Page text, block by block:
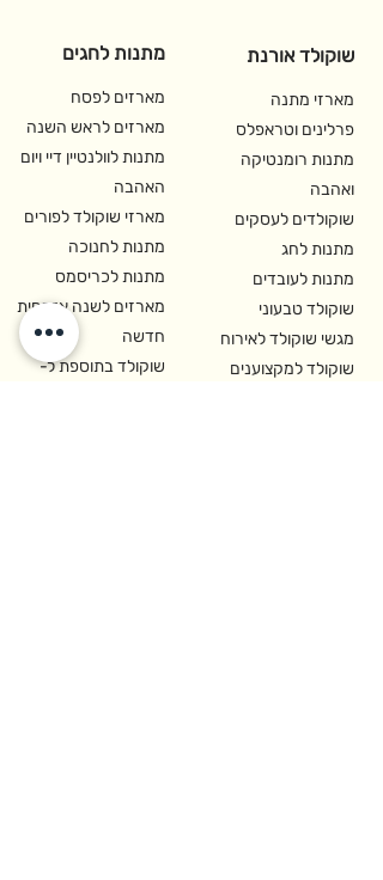
מתנות לחגים
מארזים לפסח
מארזים לראש השנה
מתנות לוולנטיין דיי ויום
האהבה
מארזי שוקולד לפורים
מתנות לחנוכה
מתנות לכריסמס
מארזים לשנה אזרחית
חדשה
שוקולד בתוספת ל-
שוקולד אורנת
מארזי מתנה
פרלינים וטראפלס
מתנות רומנטיקה
ואהבה
שוקולדים לעסקים
מתנות לחג
מתנות לעובדים
שוקולד טבעוני
מגשי שוקולד לאירוח
שוקולד למקצוענים